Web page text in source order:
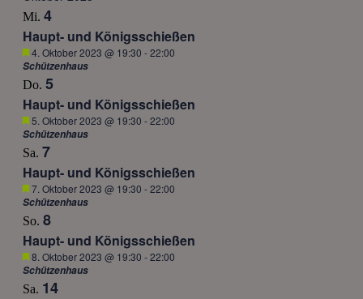
Mi. 4
Haupt- und Königsschießen
Hervorgehoben
4. Oktober 2023 @ 19:30 -22:00
Schützenhaus
Do. 5
Haupt- und Königsschießen
Hervorgehoben
5. Oktober 2023 @ 19:30 -22:00
Schützenhaus
Sa. 7
Haupt- und Königsschießen
Hervorgehoben
7. Oktober 2023 @ 19:30 -22:00
Schützenhaus
So. 8
Haupt- und Königsschießen
Hervorgehoben
8. Oktober 2023 @ 19:30 -22:00
Schützenhaus
Sa. 14